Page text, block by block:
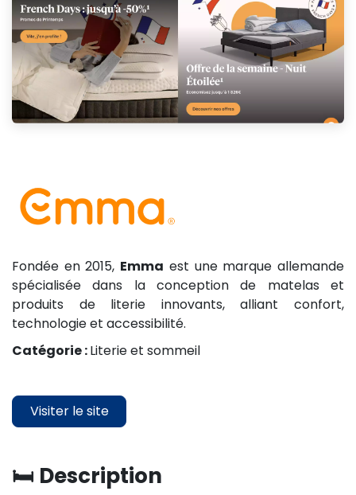
Fondée en 2015, Emma est une marque allemande
spécialisée dans la conception de matelas et
produits de literie innovants, alliant confort,
technologie et accessibilité.
Catégorie :Literie et sommeil
Visiter le site
🛏️ Description